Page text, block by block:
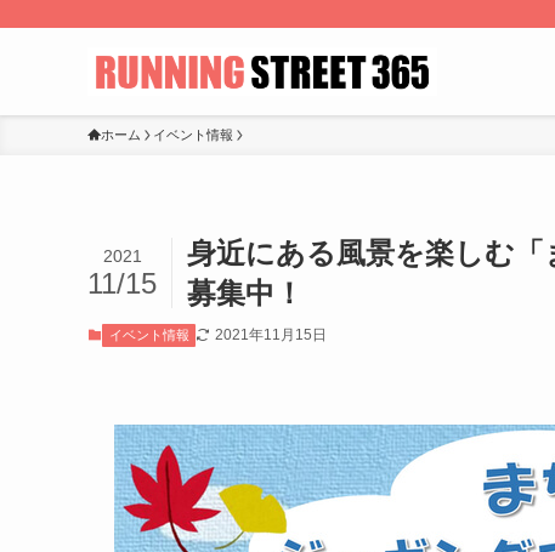
ホーム イベント情報
身近にある風景を楽しむ
募集中！
2021
11/15
イベント情報 2021年11月15日